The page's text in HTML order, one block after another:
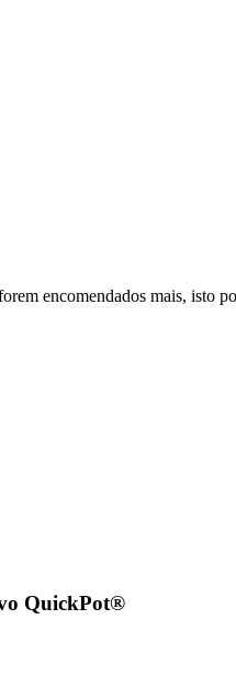
encomendados mais, isto
QuickPot®